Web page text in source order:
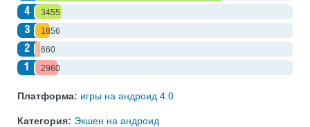
4 3455
3 1856
2 660
1 2960
Платформа: игры на андроид 4.0
Категория: Экшен на андроид